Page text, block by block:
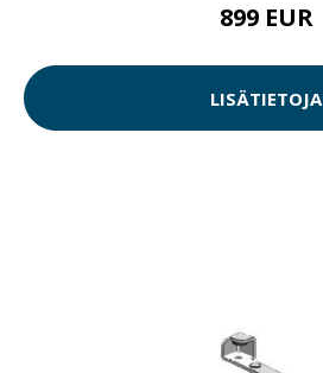
899 EUR
LISÄTIETOJA